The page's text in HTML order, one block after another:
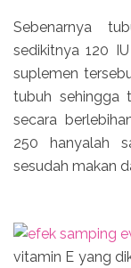
Sebenarnya
sedikitnya 120
suplemen
tubuh sehingga
secara
250 hanyalah
sesudah makan
vitamin E yang